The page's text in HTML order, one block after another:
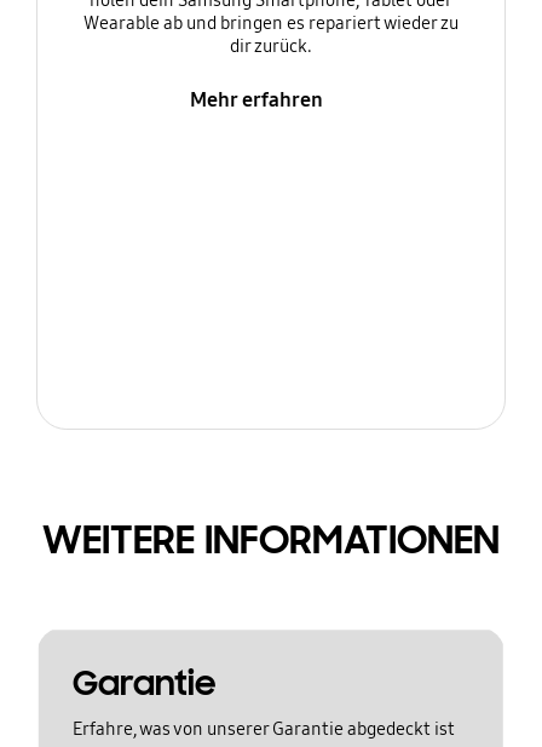
Wearable ab und bringen es repariert wieder zu
dir zurück.
Mehr erfahren
WEITERE INFORMATIONEN
Garantie
Erfahre, was von unserer Garantie abgedeckt ist